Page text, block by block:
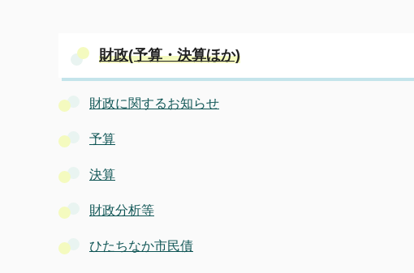
財政(予算・決算ほか)
財政に関するお知らせ
予算
決算
財政分析等
ひたちなか市民債